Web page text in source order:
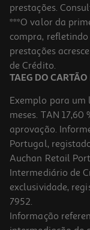
Livro O Grande Livro
13.49 €/un
14,99 € PVP de editor
13,49 €
-10%
prestações.
***O valor da
compra,
prestações
de Crédito.
TAEG DO
Exemplo para um
meses. TAN
aprovação.
Portugal,
Auchan Retail
Intermediário de
exclusividade,
7952.
Informação